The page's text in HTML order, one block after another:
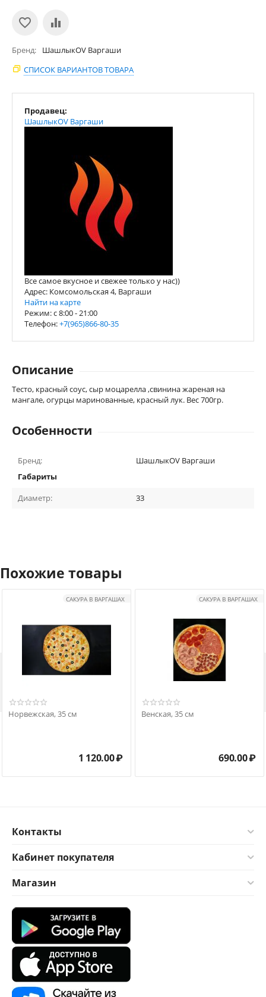
Бренд
ШашлыкOV Варгаши
СПИСОК ВАРИАНТОВ ТОВАРА
Продавец:
ШашлыкOV Варгаши
Все самое вкусное и свежее только у нас))
Адрес: Комсомольская 4, Варгаши
Найти на карте
Режим: c 8:00 - 21:00
Телефон:+7(965)866-80-35
Описание
Тесто, красный соус, сыр моцарелла ,свинина жареная на
мангале, огурцы маринованные, красный лук. Вес 700гр.
Особенности
Бренд:
ШашлыкOV Варгаши
Габариты
Диаметр:
33
Похожие товары
САКУРА В ВАРГАШАХ
Норвежская, 35 см
1 120.00₽
САКУРА В ВАРГАШАХ
Венская, 35 см
690.00₽
Контакты
Кабинет покупателя
Магазин